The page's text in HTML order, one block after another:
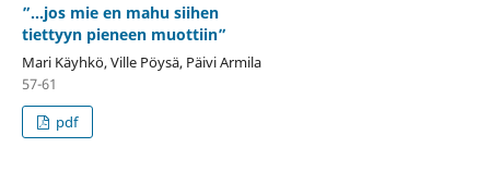
”…jos mie en mahu siihen
tiettyyn pieneen muottiin”
Mari Käyhkö, Ville Pöysä, Päivi Armila
57-61
pdf